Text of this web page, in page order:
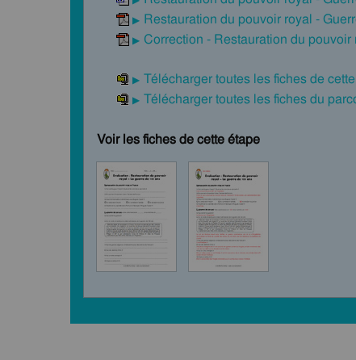
Restauration du pouvoir royal -
Correction - Restauration du
Télécharger toutes les fiches de
Télécharger toutes les fiches du
Voir les fiches de cette étape